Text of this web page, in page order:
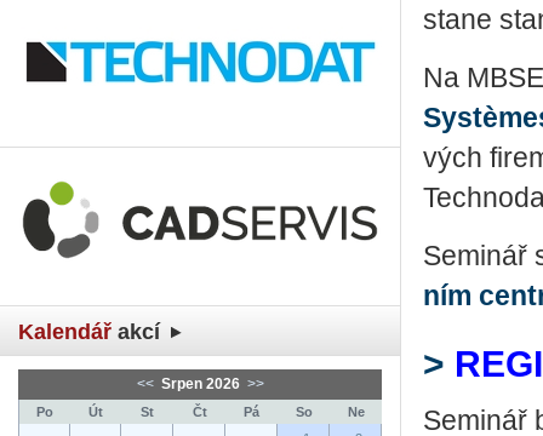
Kalendář akcí
<< Srpen 2026 >>
Po Út St Čt Pá So
Ne
stane
Na
vých
Se­mi­nář
ním
>
Se­mi­nář